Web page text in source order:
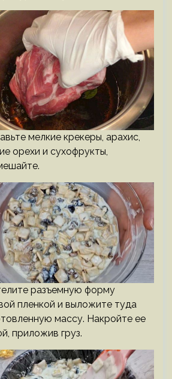
мелкие крекеры, арахис,
орехи и сухофрукты,
разъемную форму
пленкой и выложите туда
массу. Накройте ее
приложив груз.